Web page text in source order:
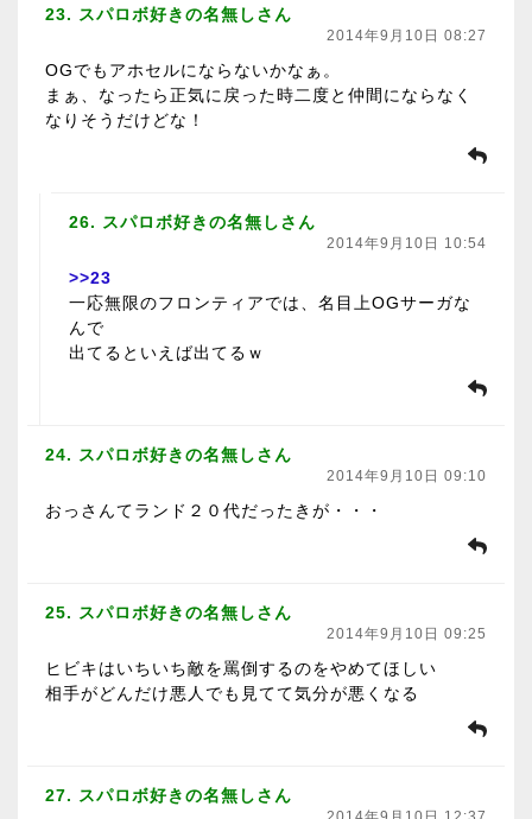
23. スパロボ好きの名無しさん
2014年9月10日 08:27
OGでもアホセルにならないかなぁ。
まぁ、なったら正気に戻った時二度と仲間にならなく
なりそうだけどな！
26. スパロボ好きの名無しさん
2014年9月10日 10:54
>>23
一応無限のフロンティアでは、名目上OGサーガな
んで
出てるといえば出てるｗ
24. スパロボ好きの名無しさん
2014年9月10日 09:10
おっさんてランド２０代だったきが・・・
25. スパロボ好きの名無しさん
2014年9月10日 09:25
ヒビキはいちいち敵を罵倒するのをやめてほしい
相手がどんだけ悪人でも見てて気分が悪くなる
27. スパロボ好きの名無しさん